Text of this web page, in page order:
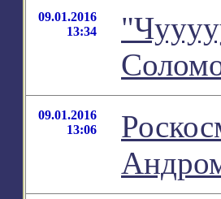
09.01.2016
13:34
09.01.2016
13:06